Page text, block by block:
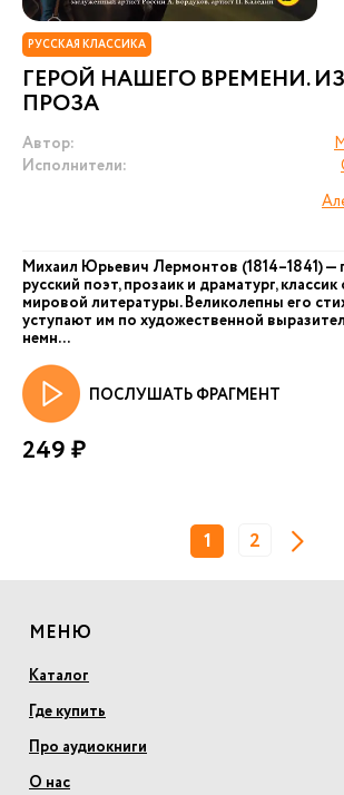
РУССКАЯ КЛАССИКА
ГЕРОЙ НАШЕГО ВРЕМЕНИ.
ПРОЗА
Автор:
Исполнители:
Михаил Юрьевич Лермонтов (1814–1841) —
русский поэт, прозаик и драматург,
мировой литературы. Великолепны его
уступают им по художественной
немн...
ПОСЛУШАТЬ ФРАГМЕНТ
249 ₽
1 2
МЕНЮ
Каталог
Где купить
Про аудиокниги
О нас